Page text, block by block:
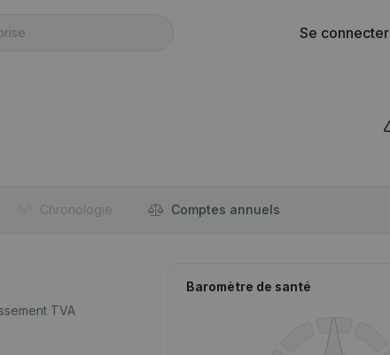
Se connecter
Chronologie Comptes annuels
TVA
Baromètre de santé